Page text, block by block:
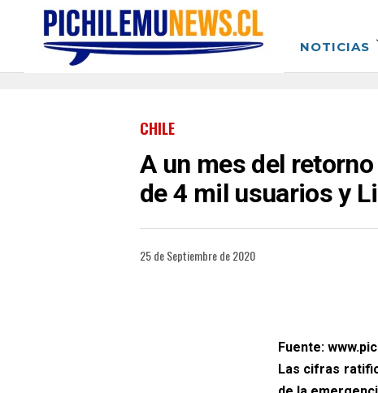
NOTICIAS
CHILE
A un mes del
de 4 mil usuarios y
25 de Septiembre de 2020
Fuente:
Las cifras